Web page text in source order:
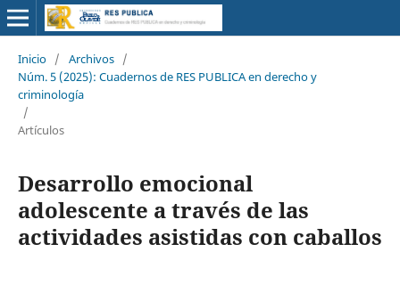
Inicio / Archivos /
Núm. 5 (2025): Cuadernos de RES PUBLICA en derecho y
criminología
/
Artículos
Desarrollo emocional
adolescente a través de las
actividades asistidas con caballos